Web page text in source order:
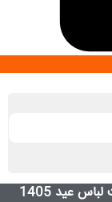
عید 1405